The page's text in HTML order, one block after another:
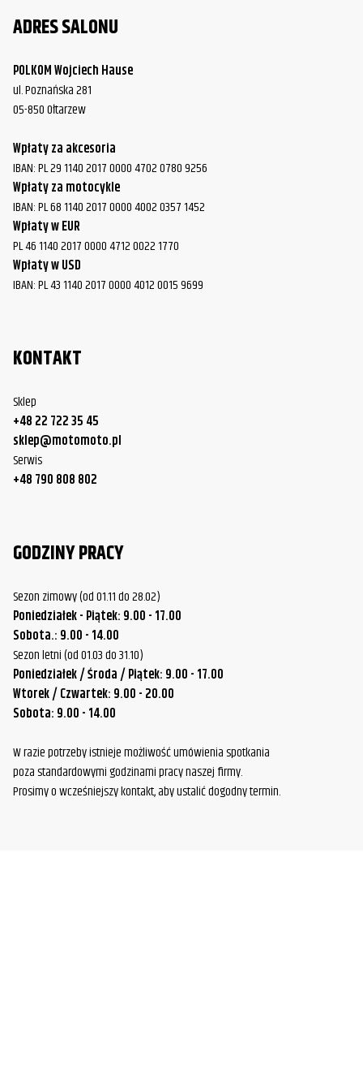
ADRES SALONU
POLKOM Wojciech Hause
ul. Poznańska 281
05-850 Ołtarzew
Wpłaty za akcesoria
IBAN: PL 29 1140 2017 0000 4702 0780 9256
Wpłaty za motocykle
IBAN: PL 68 1140 2017 0000 4002 0357 1452
Wpłaty w EUR
PL 46 1140 2017 0000 4712 0022 1770
Wpłaty w USD
IBAN: PL 43 1140 2017 0000 4012 0015 9699
KONTAKT
Sklep
+48 22 722 35 45
sklep@motomoto.pl
Serwis
+48 790 808 802
GODZINY PRACY
Sezon zimowy (od 01.11 do 28.02)
Poniedziałek - Piątek: 9.00 - 17.00
Sobota.: 9.00 - 14.00
Sezon letni (od 01.03 do 31.10)
Poniedziałek / Środa / Piątek: 9.00 - 17.00
Wtorek / Czwartek: 9.00 - 20.00
Sobota: 9.00 - 14.00
W razie potrzeby istnieje możliwość umówienia spotkania
poza standardowymi godzinami pracy naszej firmy.
Prosimy o wcześniejszy kontakt, aby ustalić dogodny termin.